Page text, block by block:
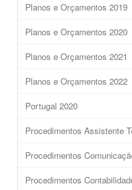
Planos e Orçamentos 2019
Planos e Orçamentos 2020
Planos e Orçamentos 2021
Planos e Orçamentos 2022
Portugal 2020
Procedimentos Assistente
Procedimentos
Procedimentos